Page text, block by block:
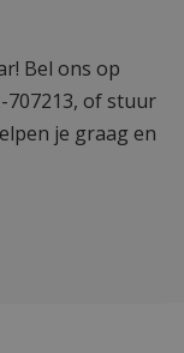
Bel ons op
707213, of stuur
je graag en